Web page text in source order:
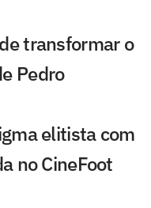
transformar o
Pedro
elitista com
no CineFoot
de